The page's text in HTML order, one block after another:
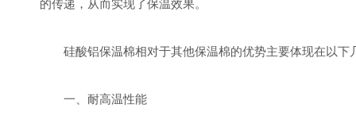
的传递，从而实现了保温效果。
硅酸铝保温棉相对于其他保温棉的优势主要体现在以下
一、耐高温性能